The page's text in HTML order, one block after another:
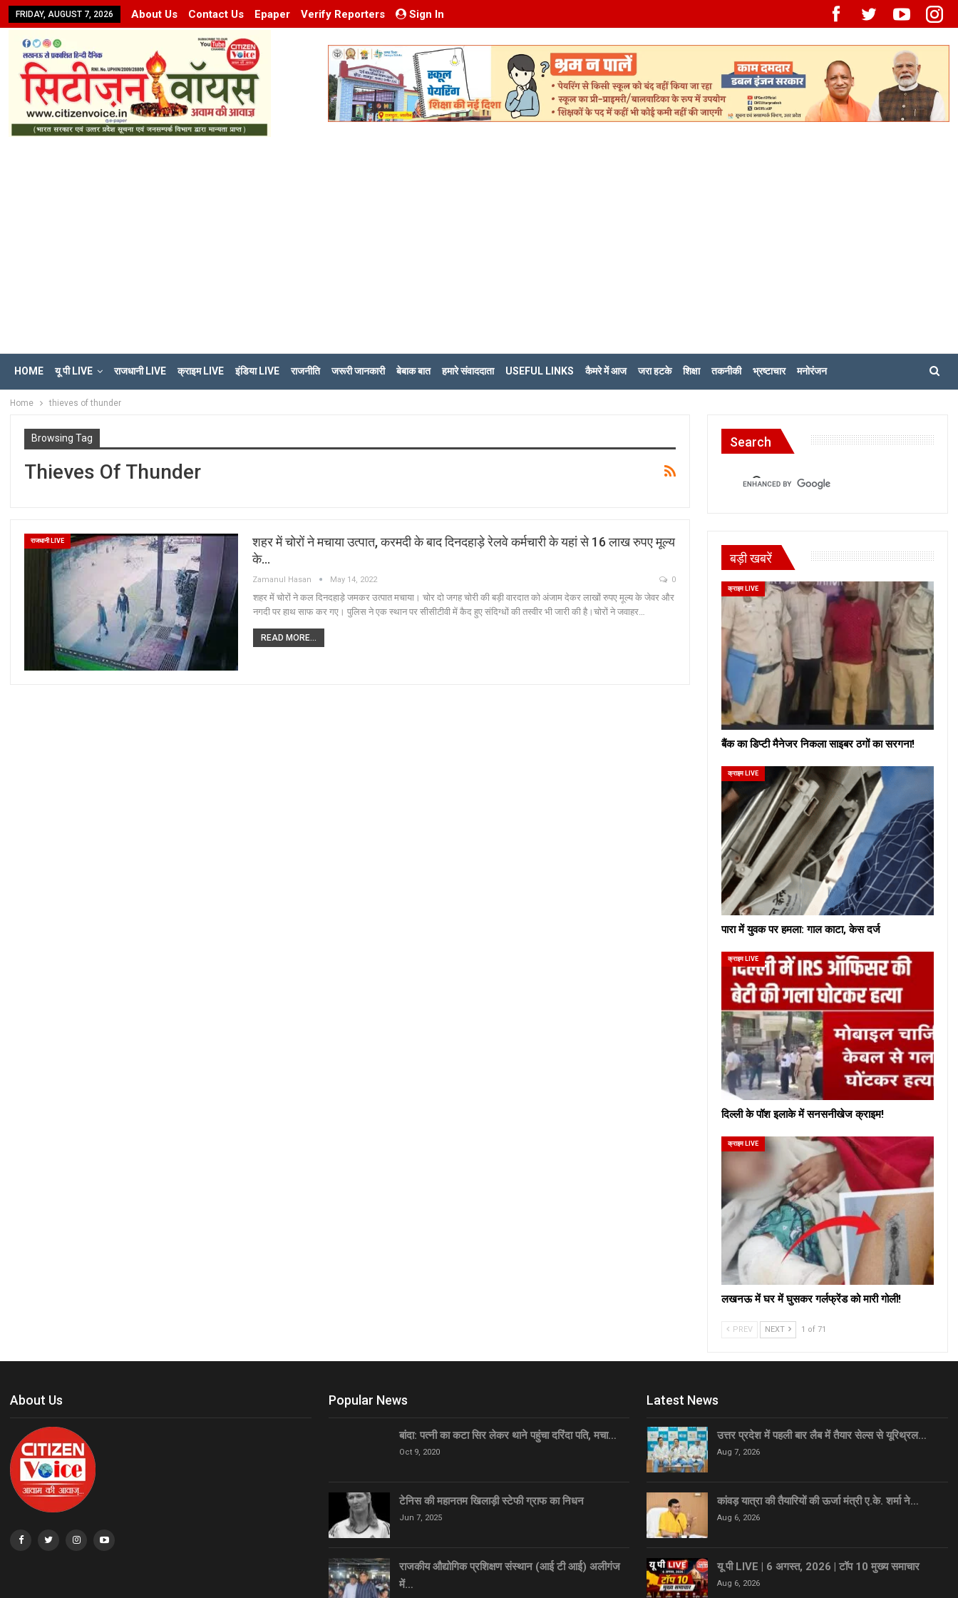
FRIDAY, AUGUST 7, 2026 About Us Contact Us Epaper Verify Reporters Sign In
HOME यू पी LIVE राजधानी LIVE क्राइम LIVE इंडिया LIVE राजनीति जरूरी जानकारी बेबाक बात हमारे संवाददाता USEFUL LINKS कैमरे में आज जरा हटके शिक्षा तकनीकी भ्रष्टाचार मनोरंजन
Home thieves of thunder
Browsing Tag
Thieves Of Thunder
राजधानी LIVE
शहर में चोरों ने मचाया उत्पात, करमदी के बाद दिनदहाड़े रेलवे कर्मचारी के यहां से 16 लाख रुपए मूल्य
के…
Zamanul Hasan May 14, 2022 0
शहर में चोरों ने कल दिनदहाड़े जमकर उत्पात मचाया। चोर दो जगह चोरी की बड़ी वारदात को अंजाम देकर लाखों रुपए मूल्य के जेवर और
नगदी पर हाथ साफ कर गए। पुलिस ने एक स्थान पर सीसीटीवी में कैद हुए संदिग्धों की तस्वीर भी जारी की है।चोरों ने जवाहर…
READ MORE...
Search
बड़ी खबरें
क्राइम LIVE
बैंक का डिप्टी मैनेजर निकला साइबर ठगों का सरगना!
क्राइम LIVE
पारा में युवक पर हमला: गाल काटा, केस दर्ज
क्राइम LIVE
दिल्ली के पॉश इलाके में सनसनीखेज क्राइम!
क्राइम LIVE
लखनऊ में घर में घुसकर गर्लफ्रेंड को मारी गोली!
PREV NEXT 1 of 71
About Us Popular News
बांदा: पत्नी का कटा सिर लेकर थाने पहुंचा दरिंदा पति, मचा…
Oct 9, 2020
टेनिस की महानतम खिलाड़ी स्टेफी ग्राफ का निधन
Jun 7, 2025
राजकीय औद्योगिक प्रशिक्षण संस्थान (आई टी आई) अलीगंज
में…
Latest News
उत्तर प्रदेश में पहली बार लैब में तैयार सेल्स से यूरिथ्रल…
Aug 7, 2026
कांवड़ यात्रा की तैयारियों की ऊर्जा मंत्री ए.के. शर्मा ने…
Aug 6, 2026
यू पी LIVE | 6 अगस्त, 2026 | टॉप 10 मुख्य समाचार
Aug 6, 2026